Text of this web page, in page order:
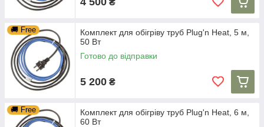
🚚 Free
Комплект для обігріву труб Plug'n Heat, 5 м,
50 Вт
Готово до відправки
5 200 ₴
🚚 Free
Комплект для обігріву труб Plug'n Heat, 6 м,
60 Вт